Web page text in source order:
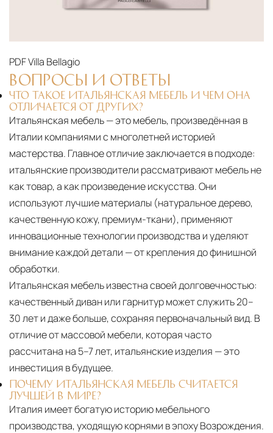
PDFVilla Bellagio
ВОПРОСЫ И ОТВЕТЫ
ЧТО ТАКОЕ ИТАЛЬЯНСКАЯ МЕБЕЛЬ И ЧЕМ ОНА
ОТЛИЧАЕТСЯ ОТ ДРУГИХ?
Итальянская мебель — это мебель, произведённая в
Италии компаниями с многолетней историей
мастерства. Главное отличие заключается в подходе:
итальянские производители рассматривают мебель не
как товар, а как произведение искусства. Они
используют лучшие материалы (натуральное дерево,
качественную кожу, премиум-ткани), применяют
инновационные технологии производства и уделяют
внимание каждой детали — от крепления до финишной
обработки.
Итальянская мебель известна своей долговечностью:
качественный диван или гарнитур может служить 20–
30 лет и даже больше, сохраняя первоначальный вид. В
отличие от массовой мебели, которая часто
рассчитана на 5–7 лет, итальянские изделия — это
инвестиция в будущее.
ПОЧЕМУ ИТАЛЬЯНСКАЯ МЕБЕЛЬ СЧИТАЕТСЯ
ЛУЧШЕЙ В МИРЕ?
Италия имеет богатую историю мебельного
производства, уходящую корнями в эпоху Возрождения.